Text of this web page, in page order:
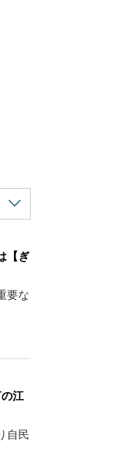
【ぎ
要な
の江
自民